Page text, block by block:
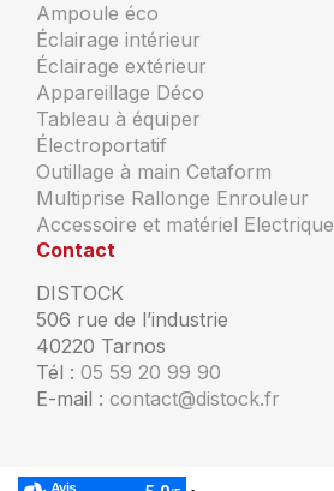
Ampoule éco
Éclairage intérieur
Éclairage extérieur
Appareillage Déco
Tableau à équiper
Électroportatif
Outillage à main Cetaform
Multiprise Rallonge Enrouleur
Accessoire et matériel Electrique
Contact
DISTOCK
506 rue de l’industrie
40220 Tarnos
Tél : 05 59 20 99 90
E-mail : contact@distock.fr